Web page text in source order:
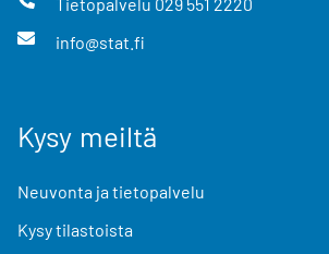
info@stat.fi
Kysy meiltä
Neuvonta ja tietopalvelu
Kysy tilastoista